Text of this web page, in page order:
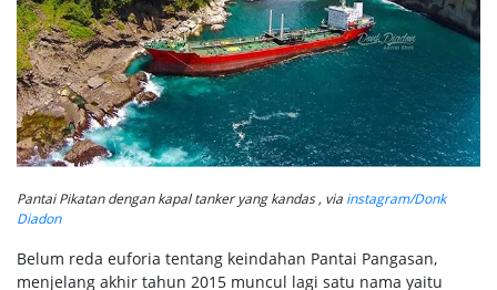
Pantai Pikatan dengan kapal tanker yang kandas , via instagram/Donk
Diadon
Belum reda euforia tentang keindahan Pantai Pangasan,
menjelang akhir tahun 2015 muncul lagi satu nama yaitu